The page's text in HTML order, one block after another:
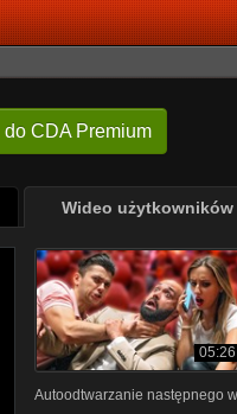
do CDA Premium
Wideo użytkowników
05:26
Autoodtwarzanie następnego